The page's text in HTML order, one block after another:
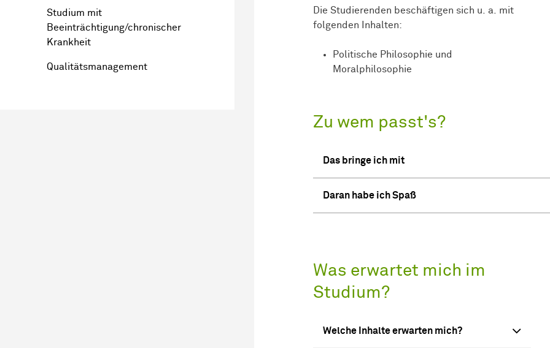
Studium mit
Beeinträchtigung/chronischer
Krankheit
Qualitätsmanagement
Die Studierenden beschäftigen sich u. a. mit
folgenden Inhalten:
Politische Philosophie und
Moralphilosophie
Zu wem passt's?
Das bringe ich mit
Daran habe ich Spaß
Was erwartet mich im
Studium?
Welche Inhalte erwarten mich?